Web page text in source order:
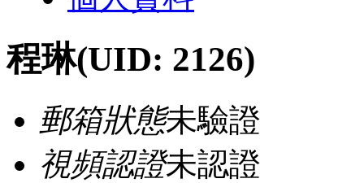
程琳(UID: 2126)
郵箱狀態未驗證
視頻認證未認證